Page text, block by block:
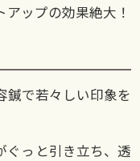
ップの効果絶大！
鍼で若々しい印象を
ぐっと引き立ち、透